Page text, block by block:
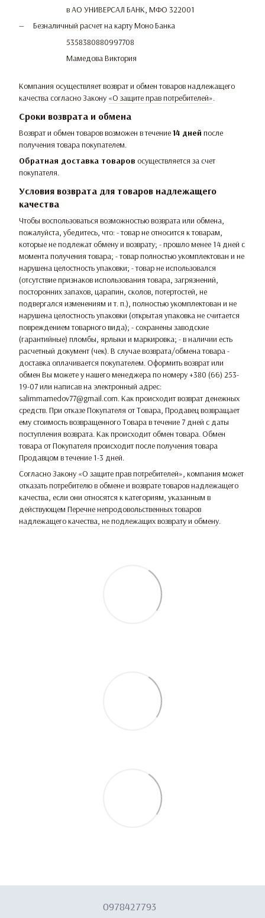
в АО УНИВЕРСАЛ БАНК, МФО 322001
Безналичный расчет на карту Моно Банка
5358380880997708
Мамедова Виктория
Компания осуществляет возврат и обмен товаров надлежащего
качества согласно Закону «О защите прав потребителей».
Сроки возврата и обмена
Возврат и обмен товаров возможен в течение14 дней после
получения товара покупателем.
Обратная доставка товаров осуществляется за счет
покупателя.
Условия возврата для товаров надлежащего
качества
Чтобы воспользоваться возможностью возврата или обмена,
пожалуйста, убедитесь, что: - товар не относится к товарам,
которые не подлежат обмену и возврату; - прошло менее 14 дней с
момента получения товара; - товар полностью укомплектован и не
нарушена целостность упаковки; - товар не использовался
(отсутствие признаков использования товара, загрязнений,
посторонних запахов, царапин, сколов, потертостей, не
подвергался изменениям и т. п.), полностью укомплектован и не
нарушена целостность упаковки (открытая упаковка не считается
повреждением товарного вида); - сохранены заводские
(гарантийные) пломбы, ярлыки и маркировка; - в наличии есть
расчетный документ (чек). В случае возврата/обмена товара -
доставка оплачивается покупателем. Оформить возврат или
обмен Вы можете у нашего менеджера по номеру +380 (66) 253-
19-07 или написав на электронный адрес:
salimmamedov77@gmail.com. Как происходит возврат денежных
средств. При отказе Покупателя от Товара, Продавец возвращает
ему стоимость возвращенного Товара в течение 7 дней с даты
поступления возврата. Как происходит обмен товара. Обмен
товара от Покупателя происходит после получения товара
Продавцом в течение 1-3 дней.
Согласно Закону «О защите прав потребителей», компания может
отказать потребителю в обмене и возврате товаров надлежащего
качества, если они относятся к категориям, указанным в
действующем Перечне непродовольственных товаров
надлежащего качества, не подлежащих возврату и обмену.
0978427793